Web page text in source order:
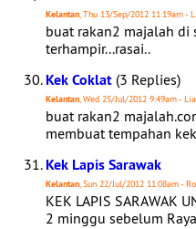
Kelantan, Thu 13/Sep/2012 11:19am -
buat rakan2 majalah di
terhampir...rasai..
Kek Coklat (3 Replies)
Kelantan, Wed 25/Jul/2012 9:49am -
buat rakan2
membuat tempahan
Kek Lapis Sarawak
Kelantan, Sun 22/Jul/2012 11:08am -
KEK LAPIS SARAWAK
2 minggu sebelum